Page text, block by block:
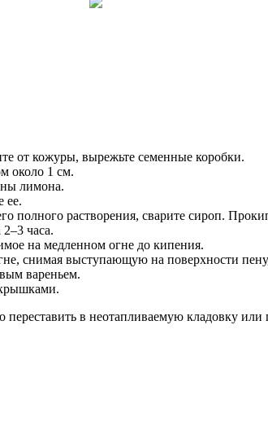
от кожуры, вырежьте семенные коробки.
около 1 см.
лимона.
ее.
полного растворения, сварите сироп.
часа.
на медленном огне до кипения.
снимая выступающую на поверхности
вареньем.
в неотапливаемую кладовку или